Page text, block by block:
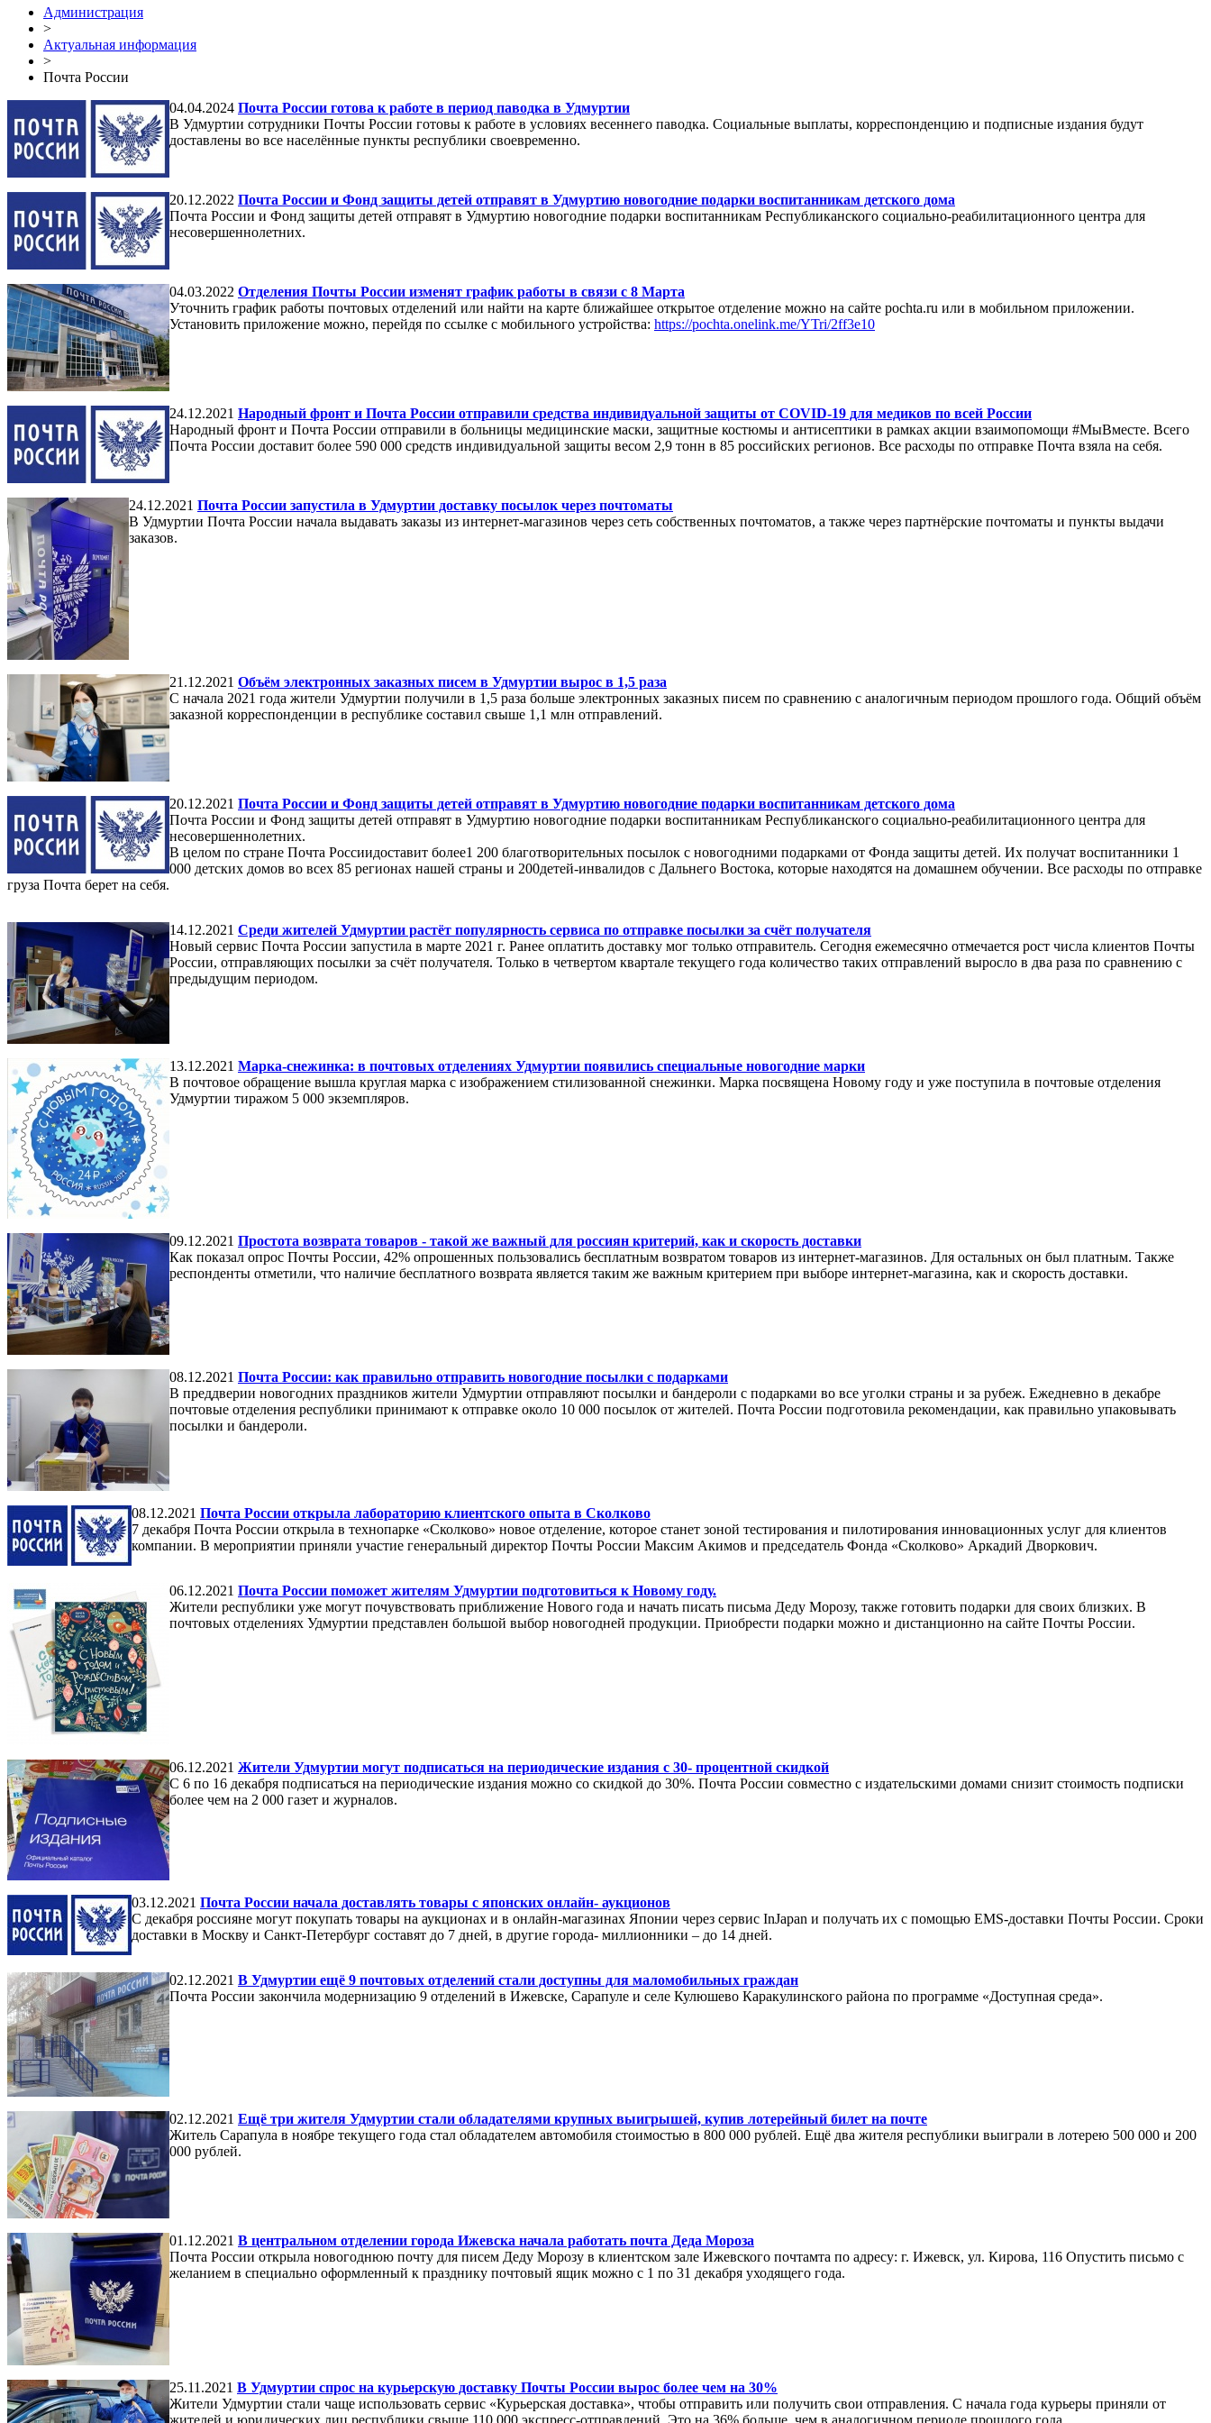
Администрация
>
Актуальная информация
>
Почта России
04.04.2024 Почта России готова к работе в период паводка в Удмуртии
В Удмуртии сотрудники Почты России готовы к работе в условиях весеннего паводка. Социальные выплаты, корреспонденцию и подписные издания будут
доставлены во все населённые пункты республики своевременно.
20.12.2022 Почта России и Фонд защиты детей отправят в Удмуртию новогодние подарки воспитанникам детского дома
Почта России и Фонд защиты детей отправят в Удмуртию новогодние подарки воспитанникам Республиканского социально-реабилитационного центра для
несовершеннолетних.
04.03.2022 Отделения Почты России изменят график работы в связи с 8 Марта
Уточнить график работы почтовых отделений или найти на карте ближайшее открытое отделение можно на сайте pochta.ru или в мобильном приложении.
Установить приложение можно, перейдя по ссылке с мобильного устройства: https://pochta.onelink.me/YTri/2ff3e10
24.12.2021 Народный фронт и Почта России отправили средства индивидуальной защиты от COVID-19 для медиков по всей России
Народный фронт и Почта России отправили в больницы медицинские маски, защитные костюмы и антисептики в рамках акции взаимопомощи #МыВместе. Всего
Почта России доставит более 590 000 средств индивидуальной защиты весом 2,9 тонн в 85 российских регионов. Все расходы по отправке Почта взяла на себя.
24.12.2021 Почта России запустила в Удмуртии доставку посылок через почтоматы
В Удмуртии Почта России начала выдавать заказы из интернет-магазинов через сеть собственных почтоматов, а также через партнёрские почтоматы и пункты выдачи
заказов.
21.12.2021 Объём электронных заказных писем в Удмуртии вырос в 1,5 раза
С начала 2021 года жители Удмуртии получили в 1,5 раза больше электронных заказных писем по сравнению с аналогичным периодом прошлого года. Общий объём
заказной корреспонденции в республике составил свыше 1,1 млн отправлений.
20.12.2021 Почта России и Фонд защиты детей отправят в Удмуртию новогодние подарки воспитанникам детского дома
Почта России и Фонд защиты детей отправят в Удмуртию новогодние подарки воспитанникам Республиканского социально-реабилитационного центра для
несовершеннолетних.
В целом по стране Почта Россиидоставит более1 200 благотворительных посылок с новогодними подарками от Фонда защиты детей. Их получат воспитанники 1
000 детских домов во всех 85 регионах нашей страны и 200детей-инвалидов с Дальнего Востока, которые находятся на домашнем обучении. Все расходы по отправке
груза Почта берет на себя.
14.12.2021 Среди жителей Удмуртии растёт популярность сервиса по отправке посылки за счёт получателя
Новый сервис Почта России запустила в марте 2021 г. Ранее оплатить доставку мог только отправитель. Сегодня ежемесячно отмечается рост числа клиентов Почты
России, отправляющих посылки за счёт получателя. Только в четвертом квартале текущего года количество таких отправлений выросло в два раза по сравнению с
предыдущим периодом.
13.12.2021 Марка-снежинка: в почтовых отделениях Удмуртии появились специальные новогодние марки
В почтовое обращение вышла круглая марка с изображением стилизованной снежинки. Марка посвящена Новому году и уже поступила в почтовые отделения
Удмуртии тиражом 5 000 экземпляров.
09.12.2021 Простота возврата товаров - такой же важный для россиян критерий, как и скорость доставки
Как показал опрос Почты России, 42% опрошенных пользовались бесплатным возвратом товаров из интернет-магазинов. Для остальных он был платным. Также
респонденты отметили, что наличие бесплатного возврата является таким же важным критерием при выборе интернет-магазина, как и скорость доставки.
08.12.2021 Почта России: как правильно отправить новогодние посылки с подарками
В преддверии новогодних праздников жители Удмуртии отправляют посылки и бандероли с подарками во все уголки страны и за рубеж. Ежедневно в декабре
почтовые отделения республики принимают к отправке около 10 000 посылок от жителей. Почта России подготовила рекомендации, как правильно упаковывать
посылки и бандероли.
08.12.2021 Почта России открыла лабораторию клиентского опыта в Сколково
7 декабря Почта России открыла в технопарке «Сколково» новое отделение, которое станет зоной тестирования и пилотирования инновационных услуг для клиентов
компании. В мероприятии приняли участие генеральный директор Почты России Максим Акимов и председатель Фонда «Сколково» Аркадий Дворкович.
06.12.2021 Почта России поможет жителям Удмуртии подготовиться к Новому году.
Жители республики уже могут почувствовать приближение Нового года и начать писать письма Деду Морозу, также готовить подарки для своих близких. В
почтовых отделениях Удмуртии представлен большой выбор новогодней продукции. Приобрести подарки можно и дистанционно на сайте Почты России.
06.12.2021 Жители Удмуртии могут подписаться на периодические издания с 30- процентной скидкой
С 6 по 16 декабря подписаться на периодические издания можно со скидкой до 30%. Почта России совместно с издательскими домами снизит стоимость подписки
более чем на 2 000 газет и журналов.
03.12.2021 Почта России начала доставлять товары с японских онлайн- аукционов
С декабря россияне могут покупать товары на аукционах и в онлайн-магазинах Японии через сервис InJapan и получать их с помощью EMS-доставки Почты России. Сроки
доставки в Москву и Санкт-Петербург составят до 7 дней, в другие города- миллионники – до 14 дней.
02.12.2021 В Удмуртии ещё 9 почтовых отделений стали доступны для маломобильных граждан
Почта России закончила модернизацию 9 отделений в Ижевске, Сарапуле и селе Кулюшево Каракулинского района по программе «Доступная среда».
02.12.2021 Ещё три жителя Удмуртии стали обладателями крупных выигрышей, купив лотерейный билет на почте
Житель Сарапула в ноябре текущего года стал обладателем автомобиля стоимостью в 800 000 рублей. Ещё два жителя республики выиграли в лотерею 500 000 и 200
000 рублей.
01.12.2021 В центральном отделении города Ижевска начала работать почта Деда Мороза
Почта России открыла новогоднюю почту для писем Деду Морозу в клиентском зале Ижевского почтамта по адресу: г. Ижевск, ул. Кирова, 116 Опустить письмо с
желанием в специально оформленный к празднику почтовый ящик можно с 1 по 31 декабря уходящего года.
25.11.2021 В Удмуртии спрос на курьерскую доставку Почты России вырос более чем на 30%
Жители Удмуртии стали чаще использовать сервис «Курьерская доставка», чтобы отправить или получить свои отправления. С начала года курьеры приняли от
жителей и юридических лиц республики свыше 110 000 экспресс-отправлений. Это на 36% больше, чем в аналогичном периоде прошлого года.